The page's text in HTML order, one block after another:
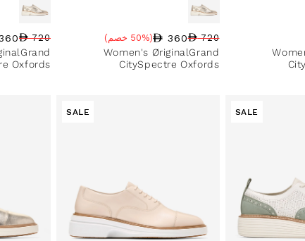
السعر العادي
720
سعر البيع
360
نسبة الخصم
(50% خصم)
Women's ØriginalGrand
CitySpectre Oxfords
السعر
720
سعر البيع
نسبة
Oxfords
SALE
SALE